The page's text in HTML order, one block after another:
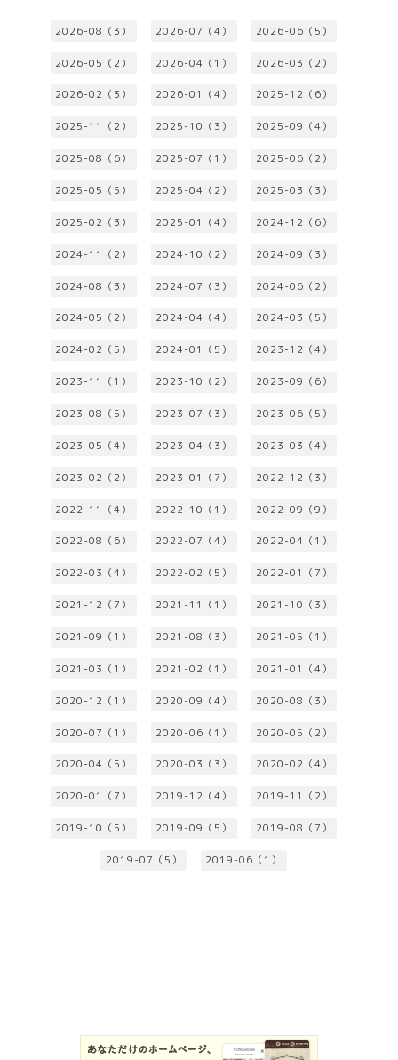
2026-08（3） 2026-07（4） 2026-06（5）
2026-05（2） 2026-04（1） 2026-03（2）
2026-02（3） 2026-01（4） 2025-12（6）
2025-11（2） 2025-10（3） 2025-09（4）
2025-08（6） 2025-07（1） 2025-06（2）
2025-05（5） 2025-04（2） 2025-03（3）
2025-02（3） 2025-01（4） 2024-12（6）
2024-11（2） 2024-10（2） 2024-09（3）
2024-08（3） 2024-07（3） 2024-06（2）
2024-05（2） 2024-04（4） 2024-03（5）
2024-02（5） 2024-01（5） 2023-12（4）
2023-11（1） 2023-10（2） 2023-09（6）
2023-08（5） 2023-07（3） 2023-06（5）
2023-05（4） 2023-04（3） 2023-03（4）
2023-02（2） 2023-01（7） 2022-12（3）
2022-11（4） 2022-10（1） 2022-09（9）
2022-08（6） 2022-07（4） 2022-04（1）
2022-03（4） 2022-02（5） 2022-01（7）
2021-12（7） 2021-11（1） 2021-10（3）
2021-09（1） 2021-08（3） 2021-05（1）
2021-03（1） 2021-02（1） 2021-01（4）
2020-12（1） 2020-09（4） 2020-08（3）
2020-07（1） 2020-06（1） 2020-05（2）
2020-04（5） 2020-03（3） 2020-02（4）
2020-01（7） 2019-12（4） 2019-11（2）
2019-10（5） 2019-09（5） 2019-08（7）
2019-07（5） 2019-06（1）